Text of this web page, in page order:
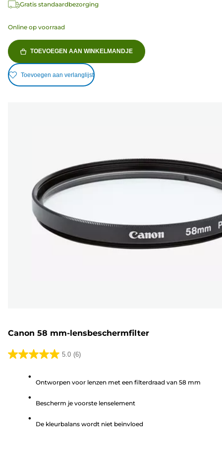
Gratis standaardbezorging
Online op voorraad
TOEVOEGEN AAN WINKELMANDJE
Toevoegen aan verlanglijst
Canon 58 mm-lensbeschermfilter
5.0 (6)
5.0
sterren.
Ontworpen voor lenzen met een filterdraad van 58 mm
Bescherm je voorste lenselement
De kleurbalans wordt niet beïnvloed